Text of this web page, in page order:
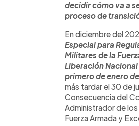
decidir cómo va a
proceso de
En diciembre del
Especial para
Militares de la
Liberación
primero de enero
más tardar el 30 de
Consecuencia del
Administrador de
Fuerza Armada y